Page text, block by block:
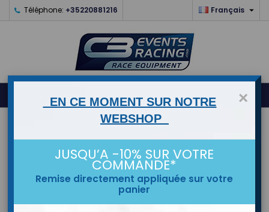
Téléphone: +35220881216 Français 
  ×
EN CE MOMENT SUR NOTRE
WEBSHOP
JUSQU’A -10% SUR VOTRE
COMMANDE*
Remise directement appliquée sur votre
panier